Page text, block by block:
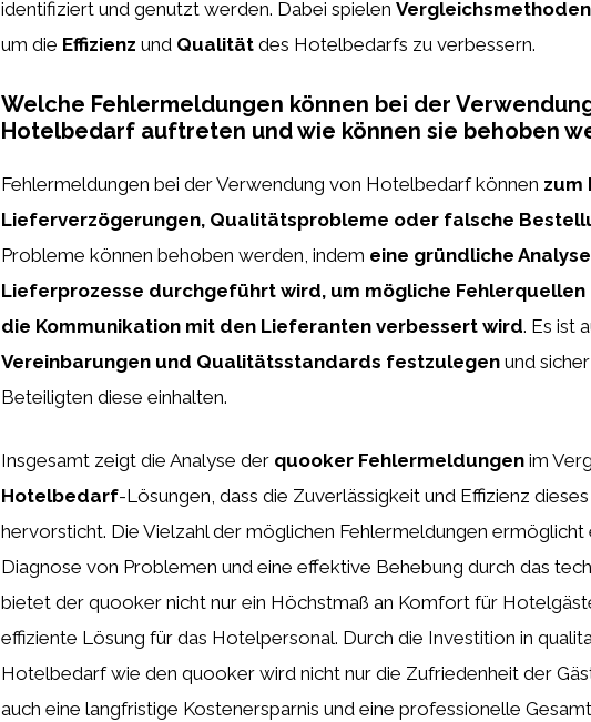
identifiziert und genutzt werden. Dabei spielen Vergleichsmethoden
um die Effizienz und Qualität des Hotelbedarfs zu verbessern.
Welche Fehlermeldungen können bei der
Hotelbedarf auftreten und wie können sie behoben
Fehlermeldungen bei der Verwendung von Hotelbedarf können zum
Lieferverzögerungen, Qualitätsprobleme oder falsche
Probleme können behoben werden, indem eine gründliche
Lieferprozesse durchgeführt wird, um mögliche Fehlerquellen
die Kommunikation mit den Lieferanten verbessert wird. Es ist
Vereinbarungen und Qualitätsstandards festzulegen und
Beteiligten diese einhalten.
Insgesamt zeigt die Analyse der quooker Fehlermeldungen im
Hotelbedarf-Lösungen, dass die Zuverlässigkeit und Effizienz
hervorsticht. Die Vielzahl der möglichen Fehlermeldungen ermöglicht
Diagnose von Problemen und eine effektive Behebung durch das
bietet der quooker nicht nur ein Höchstmaß an Komfort für
effiziente Lösung für das Hotelpersonal. Durch die Investition in
Hotelbedarf wie den quooker wird nicht nur die Zufriedenheit der
auch eine langfristige Kostenersparnis und eine professionelle